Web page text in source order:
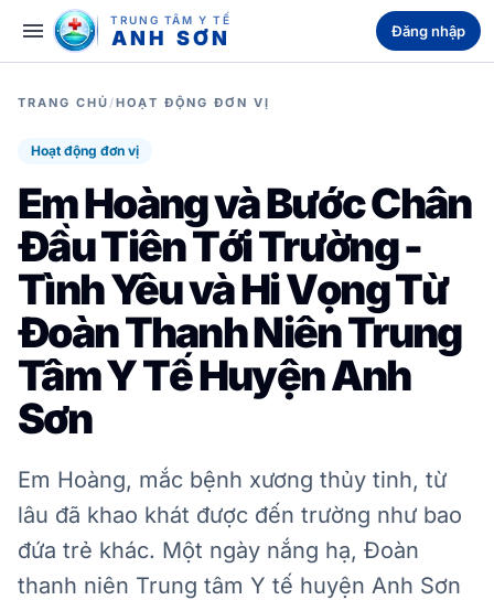
menu TRUNG TÂM Y TẾ
ANH SƠN Đăng nhập
TRANG CHỦ /HOẠT ĐỘNG ĐƠN VỊ
Hoạt động đơn vị
Em Hoàng và Bước Chân
Đầu Tiên Tới Trường -
Tình Yêu và Hi Vọng Từ
Đoàn Thanh Niên Trung
Tâm Y Tế Huyện Anh
Sơn
Em Hoàng, mắc bệnh xương thủy tinh, từ
lâu đã khao khát được đến trường như bao
đứa trẻ khác. Một ngày nắng hạ, Đoàn
thanh niên Trung tâm Y tế huyện Anh Sơn